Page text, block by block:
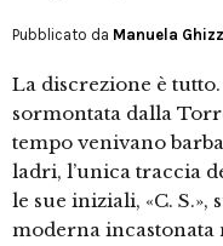
Pubblicato da Manuela
La discrezione è
sormontata dalla
tempo venivano
ladri, l’unica traccia
le sue iniziali, «C.
moderna incastonata